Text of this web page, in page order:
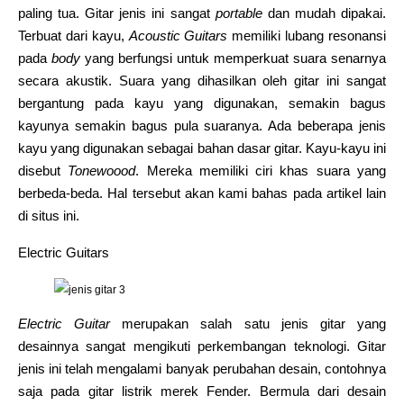
paling tua. Gitar jenis ini sangat portabledan mudah dipakai.
Terbuat dari kayu, Acoustic Guitars memiliki lubang resonansi
pada body yang berfungsi untuk memperkuat suara senarnya
secara akustik. Suara yang dihasilkan oleh gitar ini sangat
bergantung pada kayu yang digunakan, semakin bagus
kayunya semakin bagus pula suaranya. Ada beberapa jenis
kayu yang digunakan sebagai bahan dasar gitar. Kayu-kayu ini
disebut Tonewoood. Mereka memiliki ciri khas suara yang
berbeda-beda. Hal tersebut akan kami bahas pada artikel lain
di situs ini.
Electric Guitars
Electric Guitarmerupakan salah satu jenis gitar yang
desainnya sangat mengikuti perkembangan teknologi. Gitar
jenis ini telah mengalami banyak perubahan desain, contohnya
saja pada gitar listrik merek Fender. Bermula dari desain